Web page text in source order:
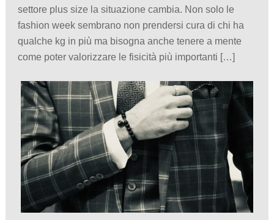
settore plus size la situazione cambia. Non solo le
fashion week sembrano non prendersi cura di chi ha
qualche kg in più ma bisogna anche tenere a mente
come poter valorizzare le fisicità più importanti […]